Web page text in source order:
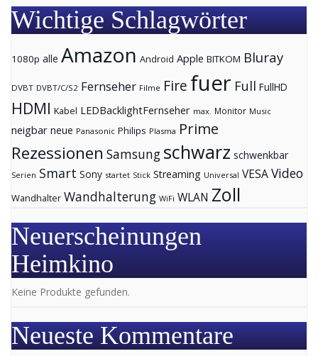
Wichtige Schlagwörter
1080p alle Amazon Android Apple BITKOM Bluray
DVBT DVBT/C/S2 Fernseher Filme Fire fuer Full FullHD
HDMI Kabel LEDBacklightFernseher max. Monitor Music
neigbar neue Panasonic Philips Plasma Prime
Rezessionen Samsung schwarz schwenkbar
Serien Smart Sony startet Stick Streaming Universal VESAVideo
Wandhalter Wandhalterung WiFi WLAN Zoll
Neuerscheinungen
Heimkino
Keine Produkte gefunden.
Neueste Kommentare